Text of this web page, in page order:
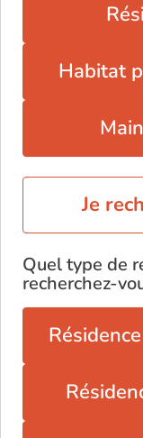
Habitat
Je
Quel type de
recherchez-